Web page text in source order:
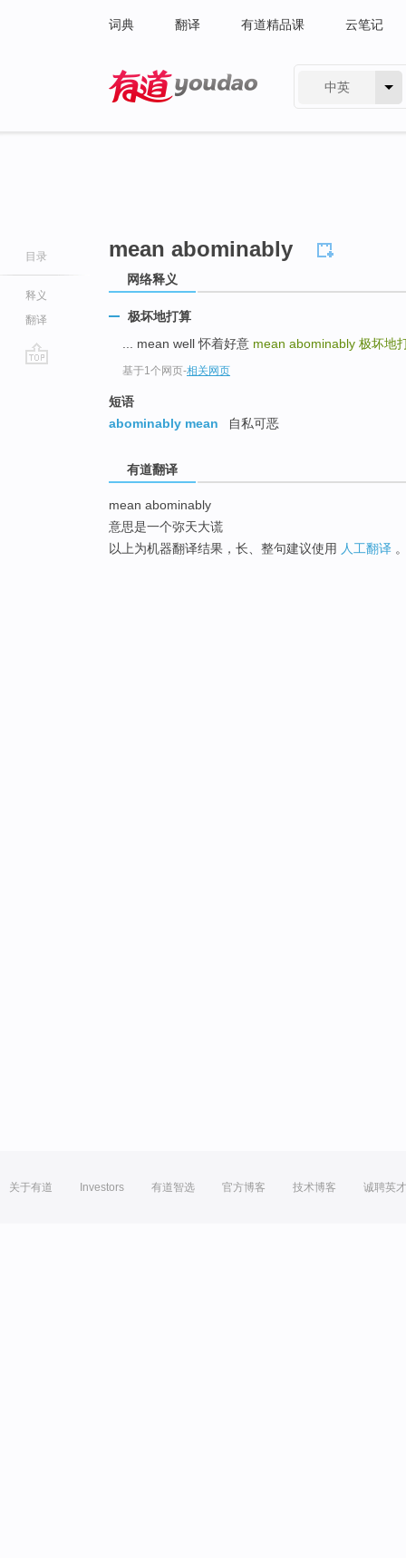
词典 翻译 有道精品课 云笔记
中英
目录
释义
翻译
mean abominably
网络释义
极坏地打算
... mean well 怀着好意 mean abominably 极坏地
基于1个网页-相关网页
短语
abominably mean
自私可恶
有道翻译
mean abominably
意思是一个弥天大谎
以上为机器翻译结果，长、整句建议使用 人工翻译
关于有道 Investors 有道智选 官方博客 技术博客 诚聘英才